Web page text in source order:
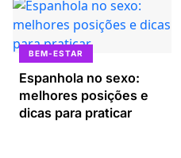
BEM-ESTAR
Espanhola no sexo:
melhores posições e
dicas para praticar